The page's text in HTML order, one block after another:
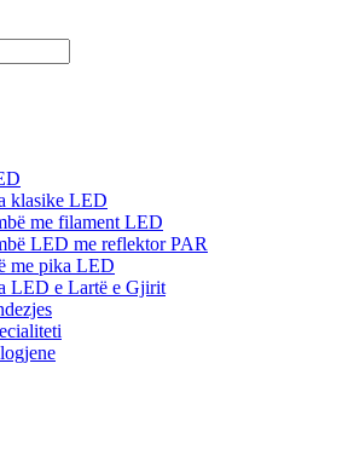
klasike LED
me filament LED
LED me reflektor PAR
me pika LED
LED e Lartë e Gjirit